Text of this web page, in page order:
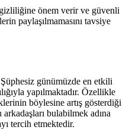
önem verir ve güvenli
paylaşılmamasını tavsiye
günümüzde en etkili
yapılmaktadır. Özellikle
böylesine artış gösterdiği
bulabilmek adına
tercih etmektedir.